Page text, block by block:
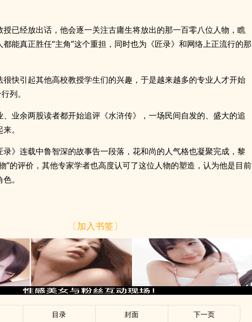
授已经放出话，他会逐一关注古庸生将放出的那一百零八位人物，瞧
能真正胜任“主角”这个重担，同时也为《匠录》和网络上正流行的那
很快引起其他高校教授学生们的兴趣，于是越来越多的专业人才开始
列。
、业余两股读者都开始追评《水浒传》，一场民间自发的、盛大的追
。
录》连载中鲁智深的故事告一段落，花和尚的人气格也凝聚完成，黎
”的评价，其他专家学者也高度认可了这位人物的塑造，认为他是目前
。
〔加入书签〕
目录 封面 下一页